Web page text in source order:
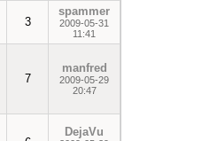
3
spammer
2009-05-31
11:41
7
manfred
2009-05-29
20:47
DejaVu